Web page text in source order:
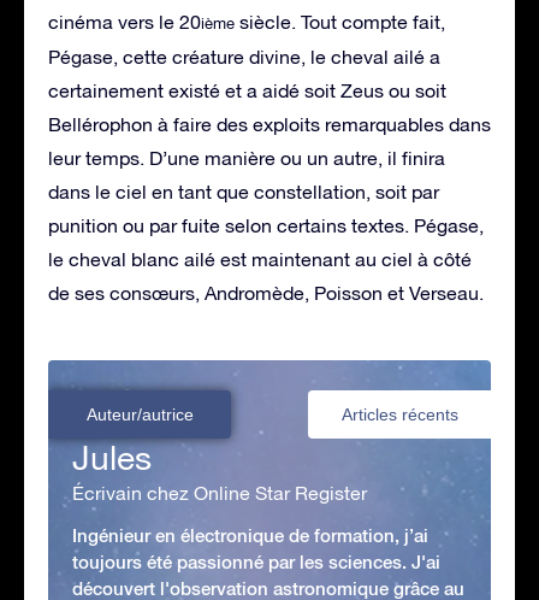
cinéma vers le 20ième siècle. Tout compte fait,
Pégase, cette créature divine, le cheval ailé a
certainement existé et a aidé soit Zeus ou soit
Bellérophon à faire des exploits remarquables dans
leur temps. D’une manière ou un autre, il finira
dans le ciel en tant que constellation, soit par
punition ou par fuite selon certains textes. Pégase,
le cheval blanc ailé est maintenant au ciel à côté
de ses consœurs, Andromède, Poisson et Verseau.
Auteur/autrice Articles récents
Jules
Écrivain chez Online Star Register
Ingénieur en électronique de formation, j’ai
toujours été passionné par les sciences. J'ai
découvert l'observation astronomique grâce au